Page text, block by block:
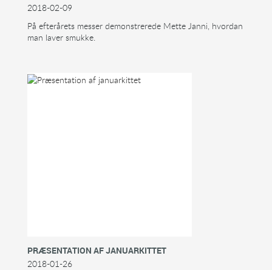
2018-02-09
På efterårets messer demonstrerede Mette Janni, hvordan
man laver smukke.
PRÆSENTATION AF JANUARKITTET
2018-01-26